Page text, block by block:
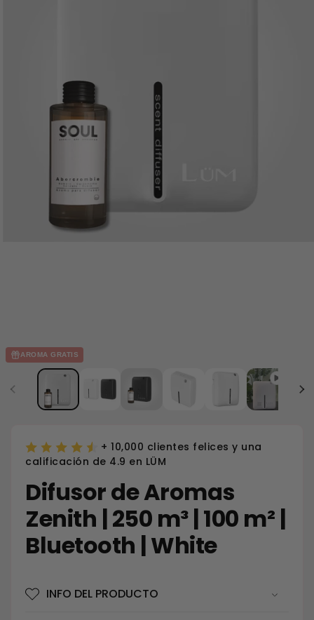
AROMA GRATIS
+ 10,000 clientes felices y una
calificación de 4.9 en LÜM
Difusor de Aromas
Zenith | 250 m³ | 100 m² |
Bluetooth | White
INFO DEL PRODUCTO